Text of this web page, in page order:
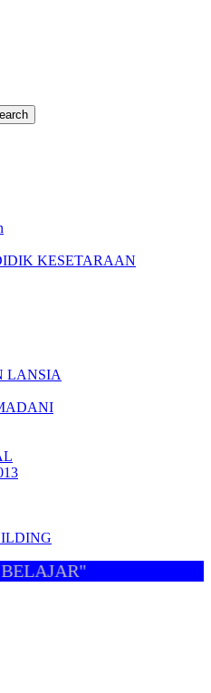
KESETARAAN
LANSIA